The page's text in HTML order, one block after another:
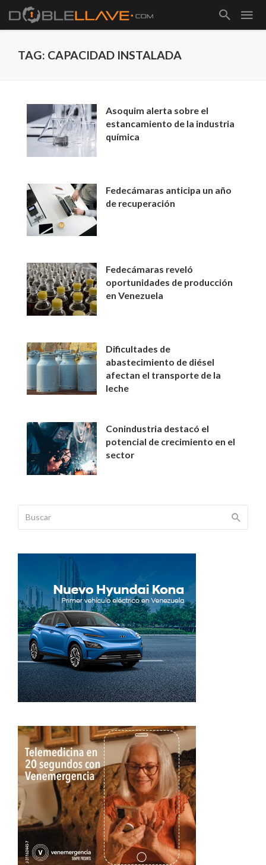
TAG: CAPACIDAD INSTALADA
Asoquim alerta sobre el
estancamiento de la industria
química
Fedecámaras anticipa un año
de recuperación
Fedecámaras reveló
oportunidades de producción
en Venezuela
Dificultades de
abastecimiento de diésel
afectan el transporte de la
leche
Conindustria destacó el
potencial de crecimiento en el
sector